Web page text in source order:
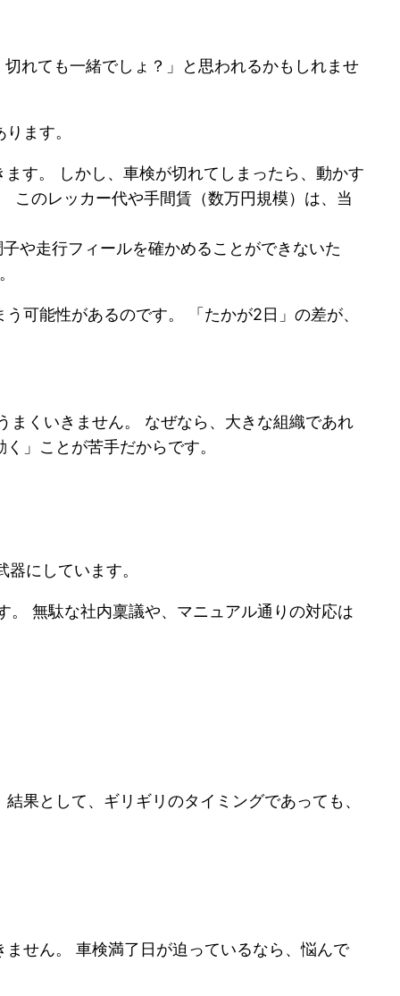
れても一緒でしょ？」と思われるかもしれませ
ます。
す。 しかし、車検が切れてしまったら、動かす
このレッカー代や手間賃（数万円規模）は、当
や走行フィールを確かめることができないた
可能性があるのです。 「たかが2日」の差が、
まくいきません。 なぜなら、大きな組織であれ
」ことが苦手だからです。
にしています。
無駄な社内稟議や、マニュアル通りの対応は
果として、ギリギリのタイミングであっても、
せん。 車検満了日が迫っているなら、悩んで